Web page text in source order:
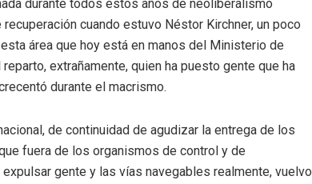
durante todos estos años de neoliberalismo
cuando estuvo Néstor Kirchner, un poco
área que hoy está en manos del Ministerio de
extrañamente, quien ha puesto gente que ha
durante el macrismo.
de continuidad de agudizar la entrega de los
fuera de los organismos de control y de
gente y las vías navegables realmente, vuelvo